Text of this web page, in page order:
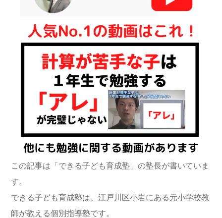
この記事は「できる子ども育成塾」の塾長が書いていま
す。
できる子ども育成塾は、江戸川区小岩にある元小学校教
師が教える個別指導塾です。